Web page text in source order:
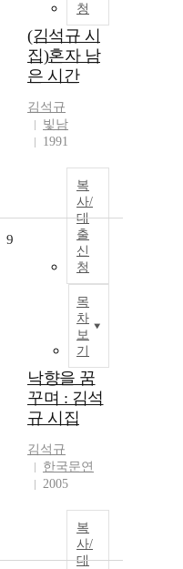
청
(김석규 시
집)혼자 남
은 시간
김석규
빛남
1991
복
사/
대
출
신
청
목
차
보
기
9
낙향을 꿈
꾸며 : 김석
규 시집
김석규
한국문연
2005
복
사/
대